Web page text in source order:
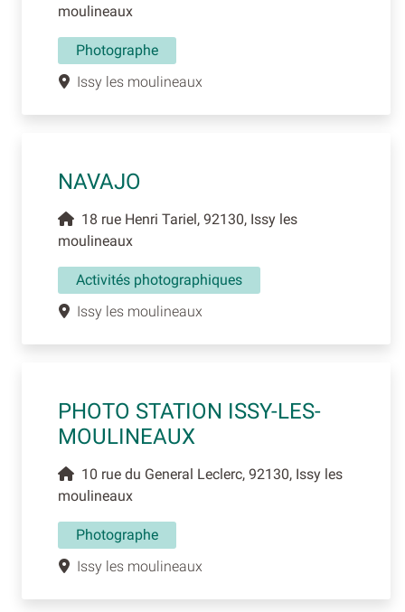
moulineaux
Photographe
Issy les moulineaux
NAVAJO
18 rue Henri Tariel, 92130, Issy les
moulineaux
Activités photographiques
Issy les moulineaux
PHOTO STATION ISSY-LES-
MOULINEAUX
10 rue du General Leclerc, 92130, Issy les
moulineaux
Photographe
Issy les moulineaux